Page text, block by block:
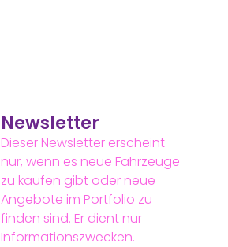
Newsletter
Dieser Newsletter erscheint
nur, wenn es neue Fahrzeuge
zu kaufen gibt oder neue
Angebote im Portfolio zu
finden sind. Er dient nur
Informationszwecken.